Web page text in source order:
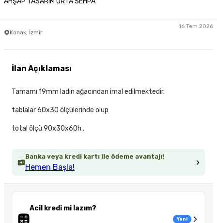
Konak, İzmir
16 Tem 2026
Banka veya kredi kartı ile ödeme avantajı!
Hemen Başla!
Acil kredi mi lazım?
Yeni
İlan Açıklaması
Tamamı 19mm ladin ağacından imal edilmektedir.
tablalar 60x30 ölçülerinde olup
total ölçü 90x30x60h .